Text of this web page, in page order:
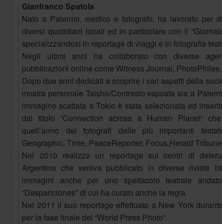
Gianfranco Spatola
Nato ‍a ‍Palermo, ‍medico ‍e ‍fotografo, ‍ha ‍lavorato ‍per
‍diversi ‍quotidiani ‍locali ‍ed ‍in ‍particolare ‍con ‍il
‍specializzandosi ‍in ‍reportage ‍di ‍viaggi ‍e ‍in ‍fotografia
‍Negli ‍ultimi ‍anni ‍ha ‍collaborato ‍con ‍diverse
‍pubblicazioni ‍online ‍come ‍Witness ‍Journal,
‍Dopo ‍due ‍anni ‍dedicati ‍a ‍scoprire ‍i ‍vari ‍aspetti ‍della
‍mostra ‍personale ‍Taisho/Contrasto ‍esposta ‍sia ‍a
‍immagine ‍scattata ‍a ‍Tokio ‍è ‍stata ‍selezionata ‍ed
‍dal ‍titolo ‍“Connection ‍across ‍a ‍Human ‍Planet”
‍quell’anno ‍dei ‍fotografi ‍delle ‍più ‍importanti
‍Geographic, ‍Time, ‍PeaceReporter, ‍Focus,Herald
‍Nel ‍2010 ‍realizza ‍un ‍reportage ‍sui ‍centri ‍di
‍Argentina ‍che ‍veniva ‍pubblicato ‍in ‍diverse ‍riviste
‍immagini ‍anche ‍per ‍uno ‍spettacolo ‍teatrale
‍“Despariciones” ‍di ‍cui ‍ha ‍curato ‍anche ‍la ‍regia.
‍Nel ‍2011 ‍il ‍suo ‍reportage ‍effettuato ‍a ‍New ‍York
‍per ‍la ‍fase ‍finale ‍del ‍“World ‍Press ‍Photo”.